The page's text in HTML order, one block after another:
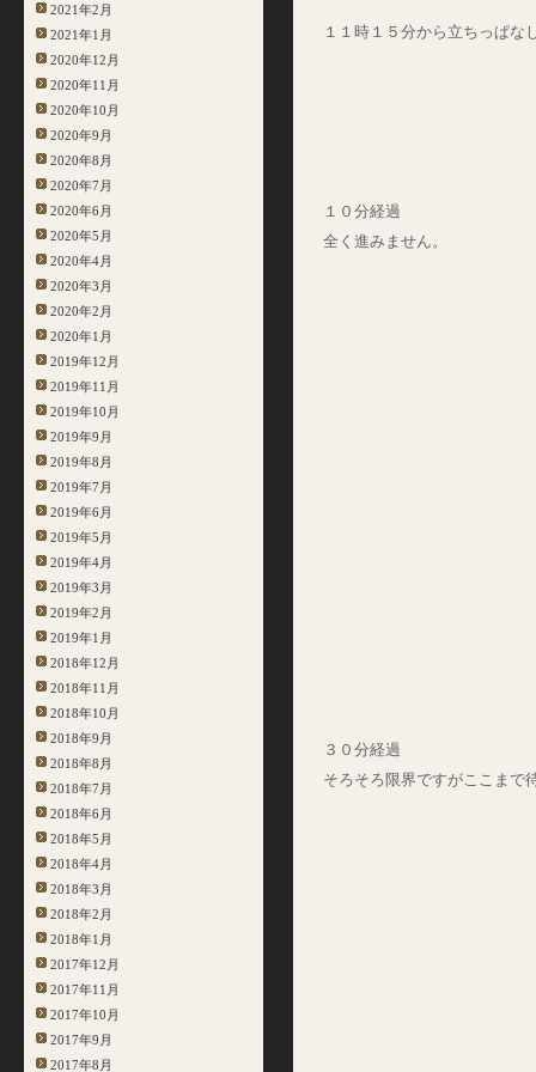
2021年2月
2021年1月
2020年12月
2020年11月
2020年10月
2020年9月
2020年8月
2020年7月
2020年6月
2020年5月
2020年4月
2020年3月
2020年2月
2020年1月
2019年12月
2019年11月
2019年10月
2019年9月
2019年8月
2019年7月
2019年6月
2019年5月
2019年4月
2019年3月
2019年2月
2019年1月
2018年12月
2018年11月
2018年10月
2018年9月
2018年8月
2018年7月
2018年6月
2018年5月
2018年4月
2018年3月
2018年2月
2018年1月
2017年12月
2017年11月
2017年10月
2017年9月
2017年8月
１１時１５分から立ちっぱな
１０分経過
全く進みません。
３０分経過
そろそろ限界ですがここまで